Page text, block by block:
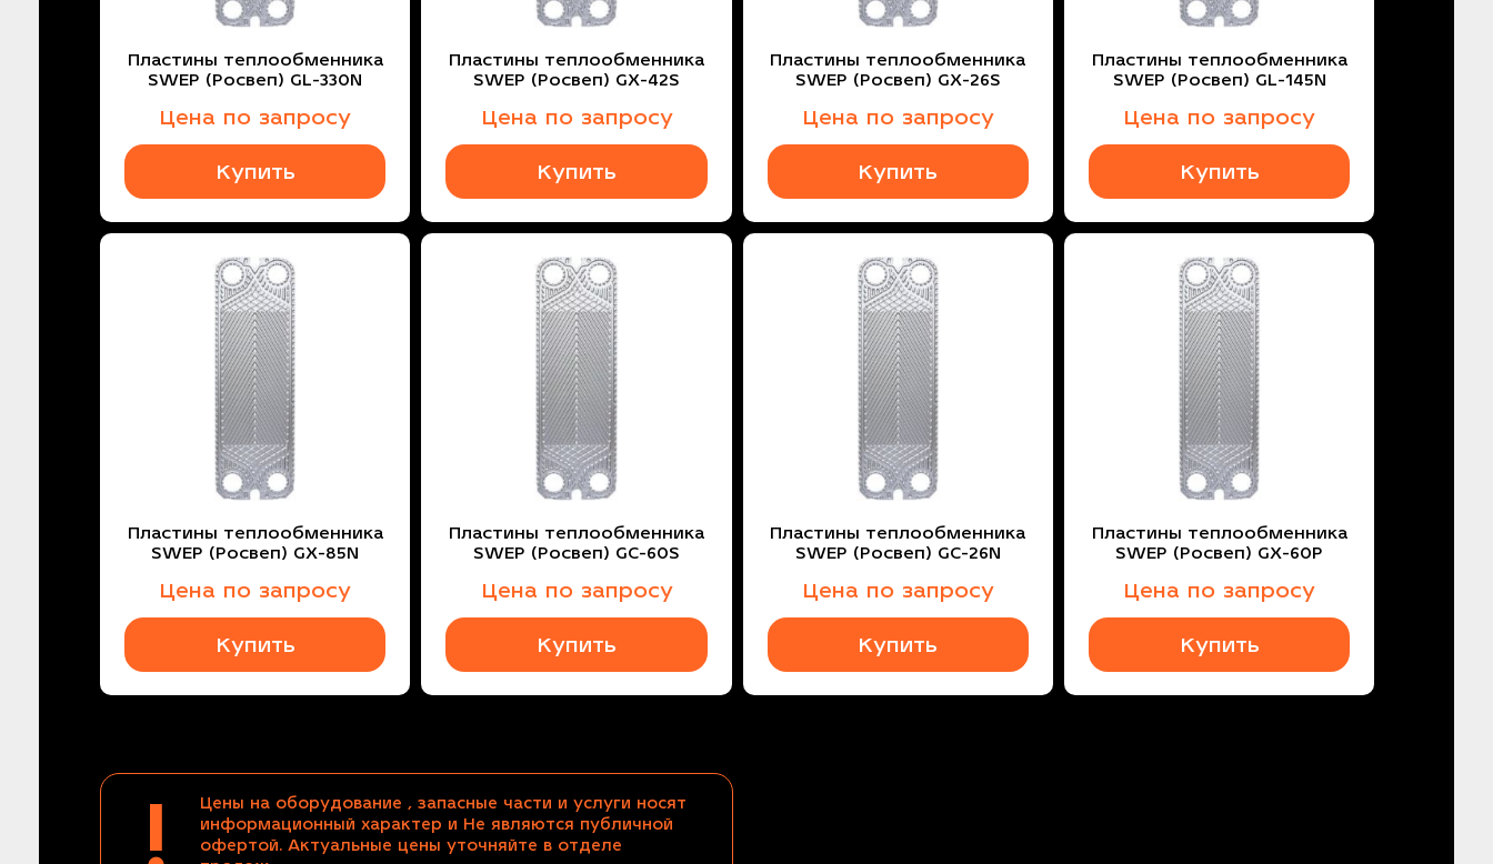
Пластины теплообменника
SWEP (Росвеп) GL-330N
Цена по запросу
Купить
Пластины теплообменника
SWEP (Росвеп) GX-42S
Цена по запросу
Купить
Пластины теплообменника
SWEP (Росвеп) GX-26S
Цена по запросу
Купить
Пластины теплообменника
SWEP (Росвеп) GL-145N
Цена по запросу
Купить
Пластины теплообменника
SWEP (Росвеп) GX-85N
Цена по запросу
Купить
Пластины теплообменника
SWEP (Росвеп) GC-60S
Цена по запросу
Купить
Пластины теплообменника
SWEP (Росвеп) GC-26N
Цена по запросу
Купить
Пластины теплообменника
SWEP (Росвеп) GX-60P
Цена по запросу
Купить
!
Цены на оборудование , запасные части и услуги носят
информационный характер и Не являются публичной
офертой. Актуальные цены уточняйте в отделе